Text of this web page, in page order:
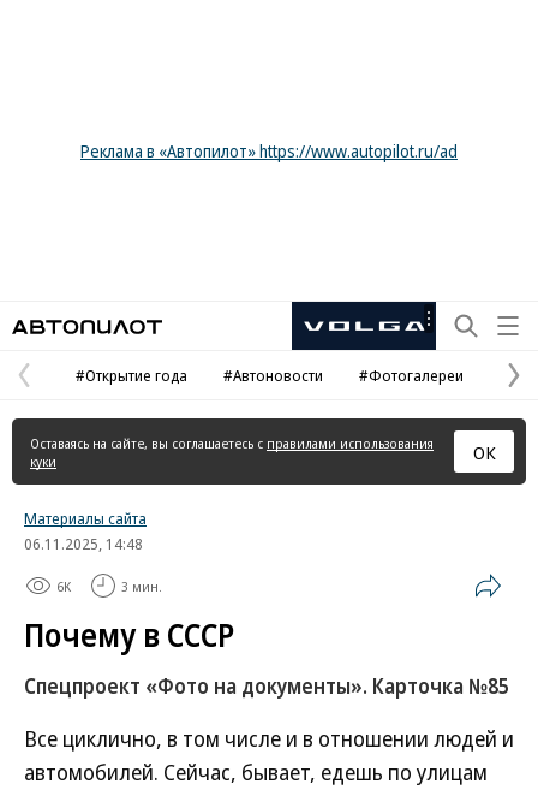
Реклама в «Автопилот» https://www.autopilot.ru/ad
Рекламная
Предыдущая
страница
#Открытие года #Автоновости #Фотогалереи
Оставаясь на сайте, вы соглашаетесь с правилами использования
куки
ОК
Материалы сайта
06.11.2025, 14:48
6K 3 мин.
Почему в СССР
Спецпроект «Фото на документы». Карточка №85
Все циклично, в том числе и в отношении людей и
автомобилей. Сейчас, бывает, едешь по улицам